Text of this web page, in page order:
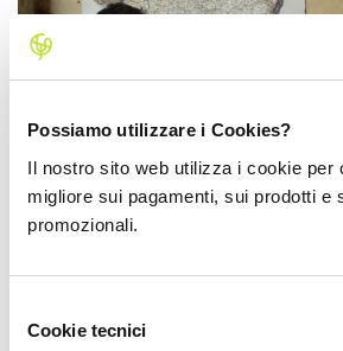
Possiamo utilizzare i Cookies?
Il nostro sito web utilizza i cookie per
migliore sui pagamenti, sui prodotti e
promozionali.
delCookie tecnici